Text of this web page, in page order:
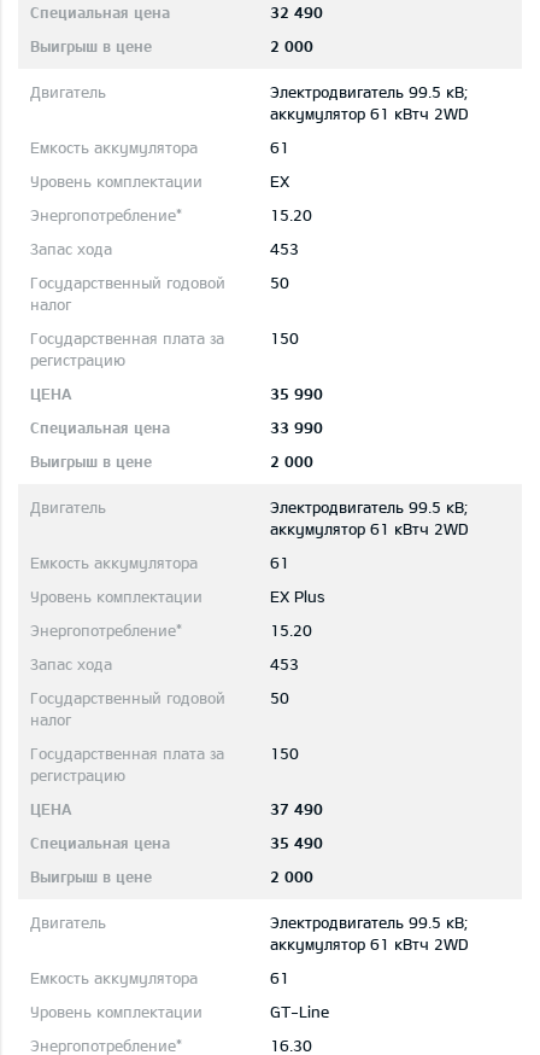
32 490
2 000
Электродвигатель 99.5 кВ;
aккумулятор 61 кВтч 2WD
61
EX
15.20
453
50
150
35 990
33 990
2 000
Электродвигатель 99.5 кВ;
aккумулятор 61 кВтч 2WD
61
EX Plus
15.20
453
50
150
37 490
35 490
2 000
Электродвигатель 99.5 кВ;
aккумулятор 61 кВтч 2WD
61
GT-Line
16.30